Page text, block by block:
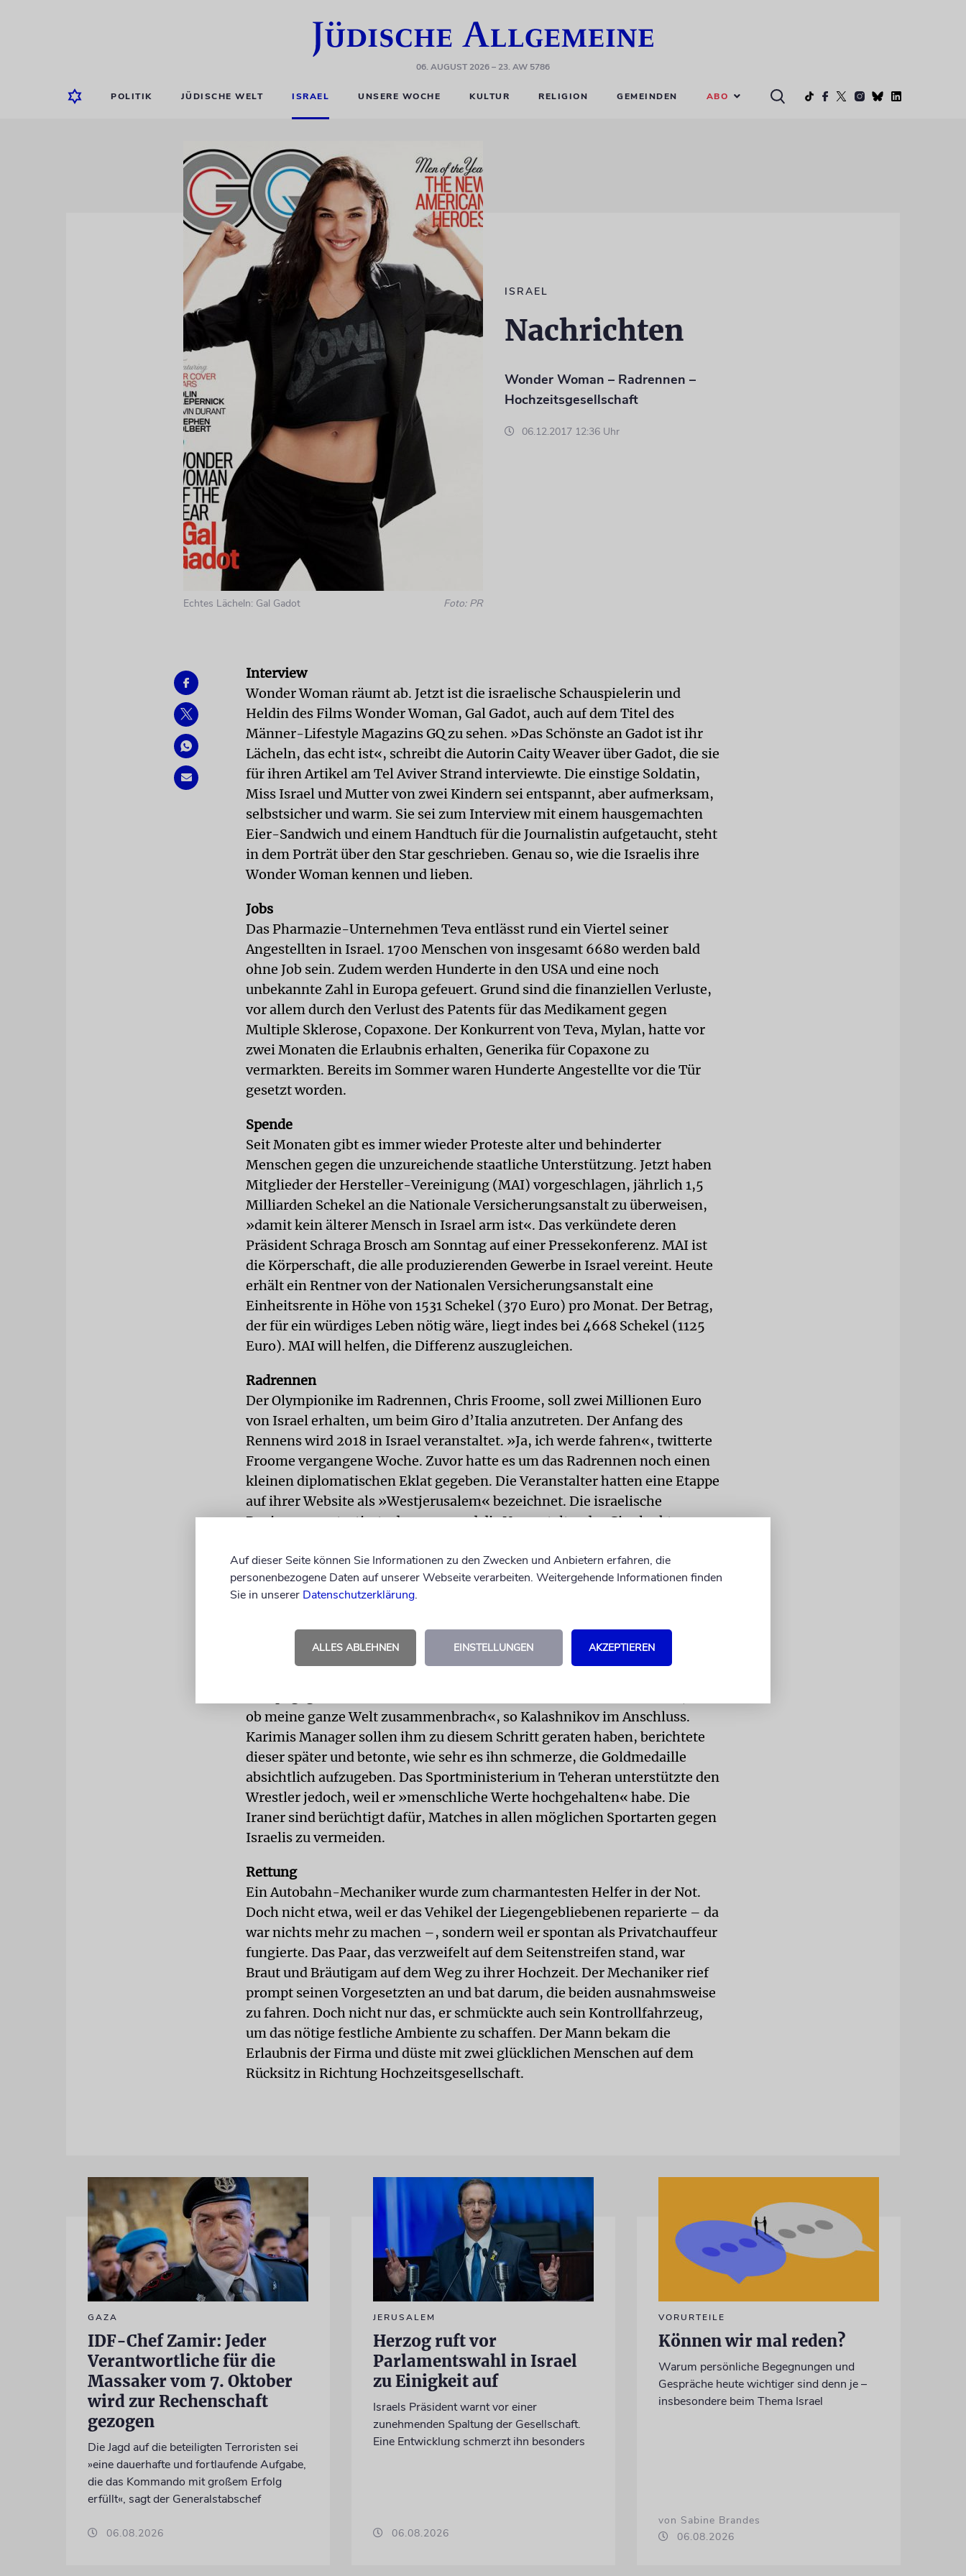
06. AUGUST 2026– 23. AW 5786
POLITIK JÜDISCHE WELT ISRAEL UNSERE WOCHE KULTUR RELIGION GEMEINDEN ABO
Echtes Lächeln: Gal Gadot Foto: PR
ISRAEL
Nachrichten
Wonder Woman – Radrennen –
Hochzeitsgesellschaft
06.12.2017 12:36 Uhr
Interview
Wonder Woman räumt ab. Jetzt ist die israelische Schauspielerin und
Heldin des Films Wonder Woman, Gal Gadot, auch auf dem Titel des
Männer-Lifestyle Magazins GQ zu sehen. »Das Schönste an Gadot ist ihr
Lächeln, das echt ist«, schreibt die Autorin Caity Weaver über Gadot, die sie
für ihren Artikel am Tel Aviver Strand interviewte. Die einstige Soldatin,
Miss Israel und Mutter von zwei Kindern sei entspannt, aber aufmerksam,
selbstsicher und warm. Sie sei zum Interview mit einem hausgemachten
Eier-Sandwich und einem Handtuch für die Journalistin aufgetaucht, steht
in dem Porträt über den Star geschrieben. Genau so, wie die Israelis ihre
Wonder Woman kennen und lieben.
Jobs
Das Pharmazie-Unternehmen Teva entlässt rund ein Viertel seiner
Angestellten in Israel. 1700 Menschen von insgesamt 6680 werden bald
ohne Job sein. Zudem werden Hunderte in den USA und eine noch
unbekannte Zahl in Europa gefeuert. Grund sind die finanziellen Verluste,
vor allem durch den Verlust des Patents für das Medikament gegen
Multiple Sklerose, Copaxone. Der Konkurrent von Teva, Mylan, hatte vor
zwei Monaten die Erlaubnis erhalten, Generika für Copaxone zu
vermarkten. Bereits im Sommer waren Hunderte Angestellte vor die Tür
gesetzt worden.
Spende
Seit Monaten gibt es immer wieder Proteste alter und behinderter
Menschen gegen die unzureichende staatliche Unterstützung. Jetzt haben
Mitglieder der Hersteller-Vereinigung (MAI) vorgeschlagen, jährlich 1,5
Milliarden Schekel an die Nationale Versicherungsanstalt zu überweisen,
»damit kein älterer Mensch in Israel arm ist«. Das verkündete deren
Präsident Schraga Brosch am Sonntag auf einer Pressekonferenz. MAI ist
die Körperschaft, die alle produzierenden Gewerbe in Israel vereint. Heute
erhält ein Rentner von der Nationalen Versicherungsanstalt eine
Einheitsrente in Höhe von 1531 Schekel (370 Euro) pro Monat. Der Betrag,
der für ein würdiges Leben nötig wäre, liegt indes bei 4668 Schekel (1125
Euro). MAI will helfen, die Differenz auszugleichen.
Radrennen
Der Olympionike im Radrennen, Chris Froome, soll zwei Millionen Euro
von Israel erhalten, um beim Giro d’Italia anzutreten. Der Anfang des
Rennens wird 2018 in Israel veranstaltet. »Ja, ich werde fahren«, twitterte
Froome vergangene Woche. Zuvor hatte es um das Radrennen noch einen
kleinen diplomatischen Eklat gegeben. Die Veranstalter hatten eine Etappe
auf ihrer Website als »Westjerusalem« bezeichnet. Die israelische
Regierung protestierte dagegen, und die Veranstalter des Giro lenkten
fügten sie noch hinzu.
Medaille
Bronzemedaille gewonnen. Yuri Kalashnikow hätte bei der U23-
Weltmeisterschaft in Polen gegen den Iraner Ali Reza Karimi antreten
ob meine ganze Welt zusammenbrach«, so Kalashnikov im Anschluss.
Karimis Manager sollen ihm zu diesem Schritt geraten haben, berichtete
dieser später und betonte, wie sehr es ihn schmerze, die Goldmedaille
absichtlich aufzugeben. Das Sportministerium in Teheran unterstützte den
Wrestler jedoch, weil er »menschliche Werte hochgehalten« habe. Die
Iraner sind berüchtigt dafür, Matches in allen möglichen Sportarten gegen
Israelis zu vermeiden.
Rettung
Ein Autobahn-Mechaniker wurde zum charmantesten Helfer in der Not.
Doch nicht etwa, weil er das Vehikel der Liegengebliebenen reparierte – da
war nichts mehr zu machen –, sondern weil er spontan als Privatchauffeur
fungierte. Das Paar, das verzweifelt auf dem Seitenstreifen stand, war
Braut und Bräutigam auf dem Weg zu ihrer Hochzeit. Der Mechaniker rief
prompt seinen Vorgesetzten an und bat darum, die beiden ausnahmsweise
zu fahren. Doch nicht nur das, er schmückte auch sein Kontrollfahrzeug,
um das nötige festliche Ambiente zu schaffen. Der Mann bekam die
Erlaubnis der Firma und düste mit zwei glücklichen Menschen auf dem
Rücksitz in Richtung Hochzeitsgesellschaft.
GAZA
IDF-Chef Zamir: Jeder
Verantwortliche für die
Massaker vom 7. Oktober
wird zur Rechenschaft
gezogen
Die Jagd auf die beteiligten Terroristen sei
»eine dauerhafte und fortlaufende Aufgabe,
die das Kommando mit großem Erfolg
erfüllt«, sagt der Generalstabschef
06.08.2026
JERUSALEM
Herzog ruft vor
Parlamentswahl in Israel
zu Einigkeit auf
Israels Präsident warnt vor einer
zunehmenden Spaltung der Gesellschaft.
Eine Entwicklung schmerzt ihn besonders
06.08.2026
VORURTEILE
Können wir mal reden?
Warum persönliche Begegnungen und
Gespräche heute wichtiger sind denn je –
insbesondere beim Thema Israel
von Sabine Brandes
06.08.2026
Auf dieser Seite können Sie Informationen zu den Zwecken und Anbietern erfahren, die
personenbezogene Daten auf unserer Webseite verarbeiten. Weitergehende Informationen finden
Sie in unserer Datenschutzerklärung.
ALLES ABLEHNEN EINSTELLUNGEN AKZEPTIEREN